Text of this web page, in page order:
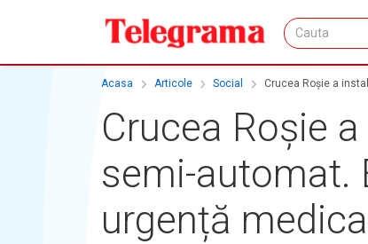
Acasa Articole Social Crucea Roșie a
Crucea Roșie
semi-automat.
urgență